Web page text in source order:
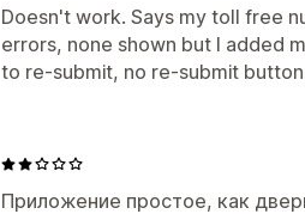
Doesn't work. Says my toll free
errors, none shown but I added
to re-submit, no re-submit
Приложение простое, как